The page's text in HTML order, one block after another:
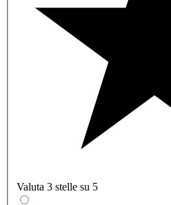
Valuta 3 stelle su 5